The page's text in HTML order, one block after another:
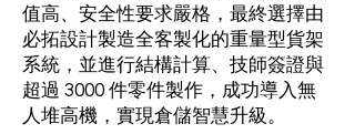
值高、安全性要求嚴格，最終選擇由
必拓設計製造全客製化的重量型貨架
系統，並進行結構計算、技師簽證與
超過 3000 件零件製作，成功導入無
人堆高機，實現倉儲智慧升級。